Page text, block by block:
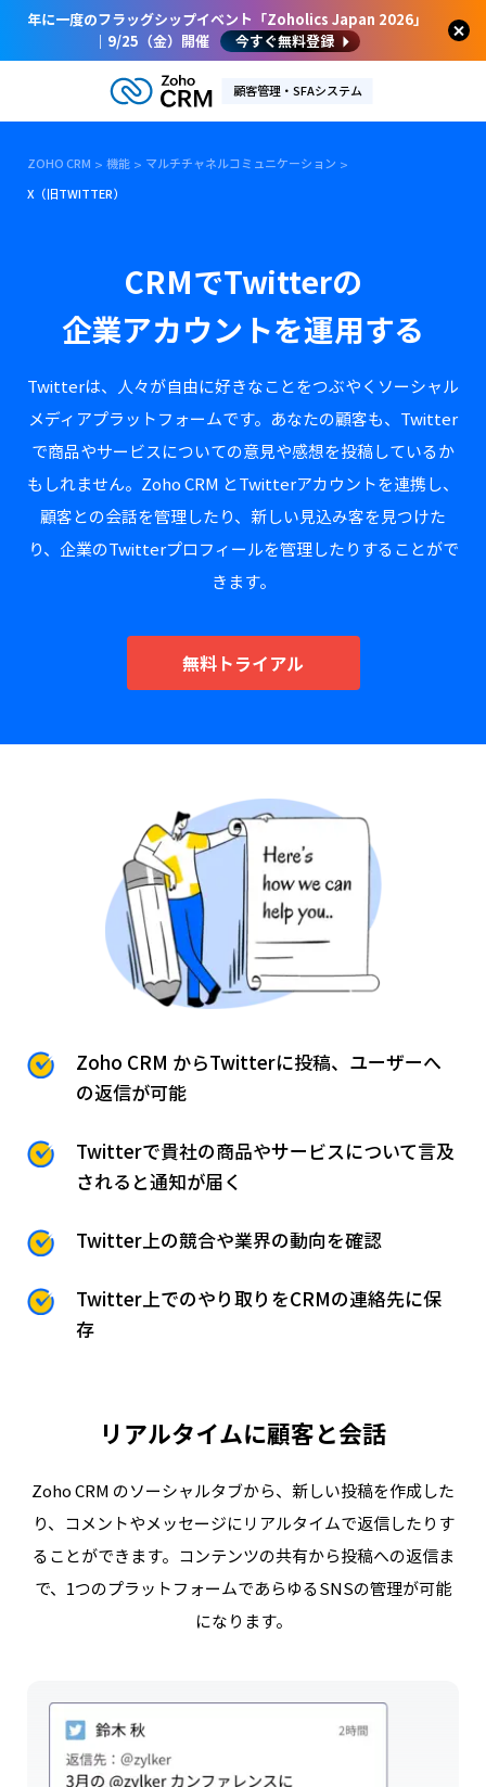
年に一度のフラッグシップイベント「Zoholics Japan 2026」
｜9/25（金）開催
今すぐ無料登録
顧客管理・SFAシステム
ZOHO CRM 機能
マルチチャネルコミュニケーション
X（旧TWITTER）
CRMでTwitterの
企業アカウントを運用する
Twitterは、人々が自由に好きなことをつぶやくソーシャル
メディアプラットフォームです。 あなたの顧客も、Twitter
で商品やサービスについての意見や感想を投稿しているか
もしれません。 Zoho CRM とTwitterアカウントを連携し、
顧客との会話を管理したり、新しい見込み客を見つけた
り、 企業のTwitterプロフィールを管理したりすることがで
きます。
無料トライアル
Zoho CRM からTwitterに投稿、 ユーザーへ
の返信が可能
Twitterで貴社の商品やサービスについて言及
されると通知が届く
Twitter上の競合や業界の動向を確認
Twitter上でのやり取りをCRMの連絡先に保
存
リアルタイムに顧客と会話
Zoho CRM のソーシャルタブから、新しい投稿を作成した
り、コメントやメッセージにリアルタイムで返信したりす
ることができます。コンテンツの共有から投稿への返信ま
で、1つのプラットフォームであらゆるSNSの管理が可能
になります。